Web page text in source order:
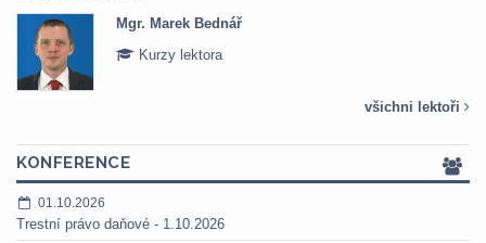
Mgr. Marek Bednář
Kurzy lektora
všichni lektoři
KONFERENCE
01.10.2026
Trestní právo daňové - 1.10.2026